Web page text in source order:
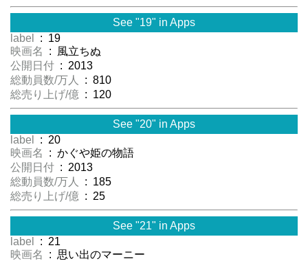
See "19" in Apps
label
: 19
映画名
: 風立ちぬ
公開日付 : 2013
総動員数/万人
: 810
総売り上げ/億 : 120
See "20" in Apps
label
: 20
映画名
: かぐや姫の物語
公開日付 : 2013
総動員数/万人
: 185
総売り上げ/億 : 25
See "21" in Apps
label
: 21
映画名
: 思い出のマーニー